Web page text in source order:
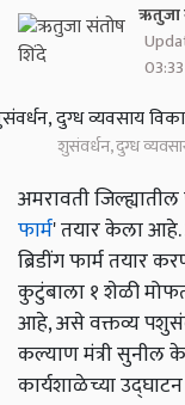
ऋतुजा
शुसंवर्धन, दुग्ध
अमरावती
फार्म' तयार केला आहे.
ब्रिडींग फार्म तयार
कुटुंबाला १ शेळी
आहे, असे वक्तव्य
कल्याण मंत्री सुनील
कार्यशाळेच्या